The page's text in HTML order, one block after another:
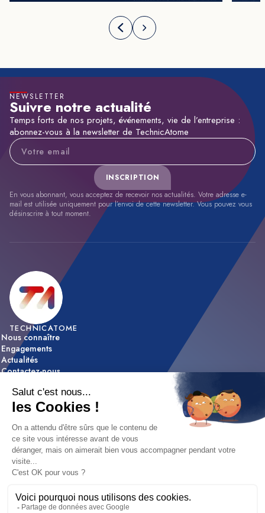
NEWSLETTER
Suivre notre actualité
Temps forts de nos projets, événements, vie de l’entreprise :
abonnez-vous à la newsletter de TechnicAtome
Adresse e-mail
INSCRIPTION
En vous abonnant, vous acceptez de recevoir nos actualités. Votre adresse e-
mail est utilisée uniquement pour l’envoi de cette newsletter. Vous pouvez vous
désinscrire à tout moment.
TECHNICATOME
Nous connaître
Engagements
Actualités
Contactez-nous
Expertise & innovation
Réalisations
NOUS REJOINDRE
Nos métiers
Etapes de recrutement / FAQ
Mentions légales|Déclaration d'accessibilité